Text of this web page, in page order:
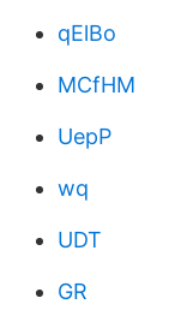
qElBo
MCfHM
UepP
wq
UDT
GR